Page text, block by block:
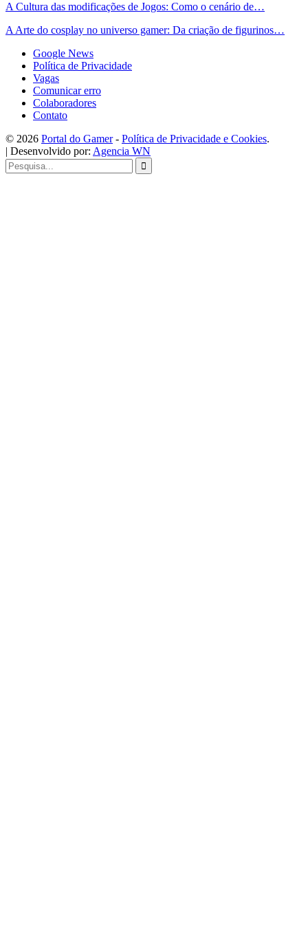
A Cultura das modificações de Jogos: Como o cenário de…
A Arte do cosplay no universo gamer: Da criação de figurinos…
Google News
Política de Privacidade
Vagas
Comunicar erro
Colaboradores
Contato
©️ 2026 Portal do Gamer- Política de Privacidade e Cookies.
| Desenvolvido por: Agencia WN